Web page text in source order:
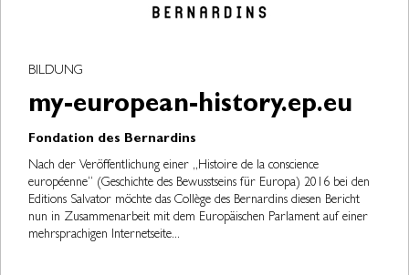
BILDUNG
my-european-history.ep.eu
Fondation des Bernardins
Nach der Veröffentlichung einer „Histoire de la conscience
européenne“ (Geschichte des Bewusstseins für Europa) 2016 bei den
Editions Salvator möchte das Collège des Bernardins diesen Bericht
nun in Zusammenarbeit mit dem Europäischen Parlament auf einer
mehrsprachigen Internetseite...